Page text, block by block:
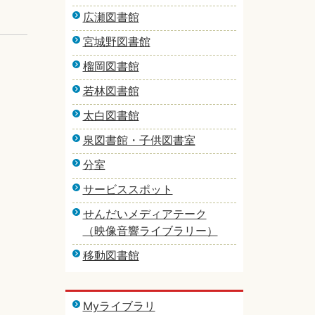
広瀬図書館
宮城野図書館
榴岡図書館
若林図書館
太白図書館
泉図書館・子供図書室
分室
サービススポット
せんだいメディアテーク
（映像音響ライブラリー）
移動図書館
Myライブラリ